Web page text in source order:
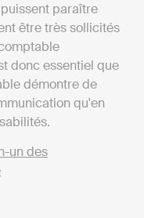
paraître
être très sollicités
donc essentiel que
démontre de
qu'en